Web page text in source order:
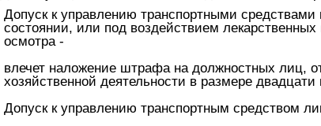
Допуск к управлению транспортными средствами
состоянии, или под воздействием
осмотра -
влечет наложение штрафа на должностных лиц,
хозяйственной деятельности в размере
Допуск к управлению транспортным средством